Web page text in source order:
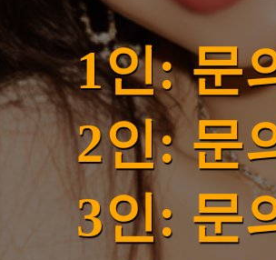
1인: 문
2인: 문
3인: 문